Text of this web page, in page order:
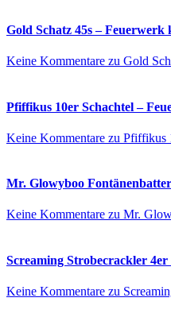
Gold Schatz 45s – Feuerwerk
Keine Kommentare zu Gold
Pfiffikus 10er Schachtel –
Keine Kommentare zu Pfiffikus
Mr. Glowyboo
Keine Kommentare zu Mr.
Screaming Strobecrackler
Keine Kommentare zu